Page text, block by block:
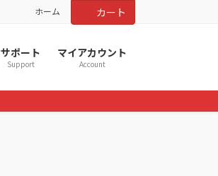
ホーム カート
サポート
Support
マイアカウント
Account